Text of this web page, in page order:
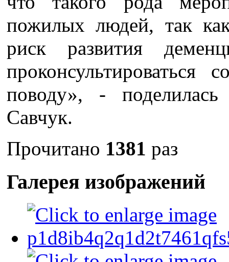
пожилых людей, так
риск развития
проконсультироваться
поводу», -
Савчук.
Прочитано 1381 раз
Галерея изображений